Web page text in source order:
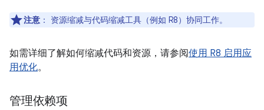
注意 ： 资源缩减与代码缩减工具（例如 R8）协同工作。
如需详细了解如何缩减代码和资源，请参阅使用 R8 启用应
用优化。
管理依赖项